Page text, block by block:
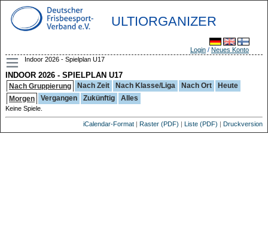
ULTIORGANIZER
Login / Neues Konto
Indoor 2026 - Spielplan U17
INDOOR 2026 - SPIELPLAN U17
Nach Gruppierung Nach Zeit Nach Klasse/Liga Nach Ort
Heute
Morgen
Vergangen Zukünftig Alles
Keine Spiele.
iCalendar-Format | Raster (PDF) | Liste (PDF) | Druckversion